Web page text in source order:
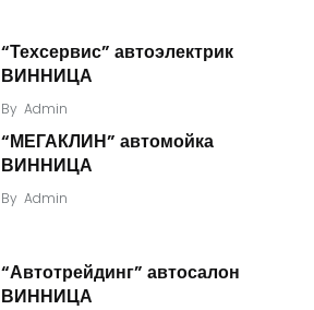
“Техсервис” автоэлектрик
ВИННИЦА
By Admin
“МЕГАКЛИН” автомойка
ВИННИЦА
By Admin
“Автотрейдинг” автосалон
ВИННИЦА